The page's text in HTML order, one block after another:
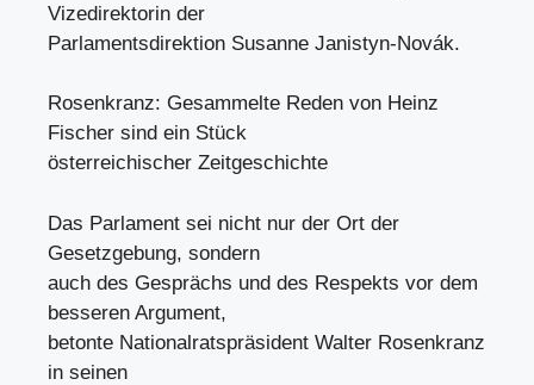
Vizedirektorin der
Parlamentsdirektion Susanne Janistyn-Novák.
Rosenkranz: Gesammelte Reden von Heinz
Fischer sind ein Stück
österreichischer Zeitgeschichte
Das Parlament sei nicht nur der Ort der
Gesetzgebung, sondern
auch des Gesprächs und des Respekts vor dem
besseren Argument,
betonte Nationalratspräsident Walter Rosenkranz
in seinen